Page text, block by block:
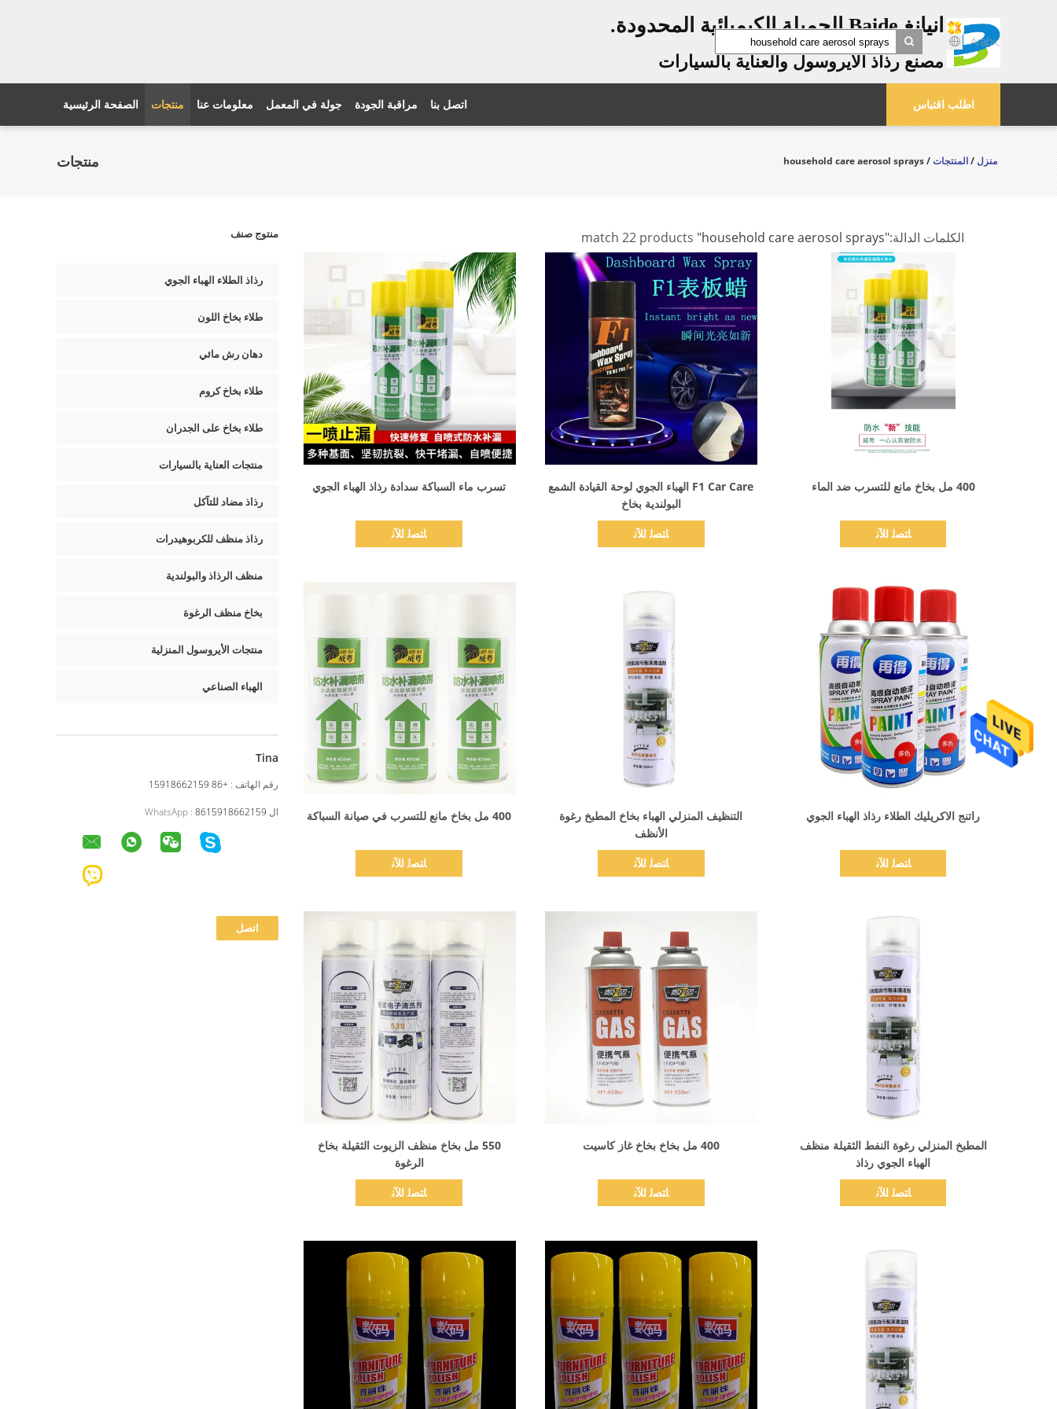
انيانغ Baide الجميلة الكيميائية المحدودة.
مصنع رذاذ الأيروسول والعناية بالسيارات
search
Arabic
اطلب اقتباس الصفحة الرئيسية منتجات معلومات عنا جولة في المعمل مراقبة الجودة اتصل بنا
منتجات منزل/المنتجات/ household care aerosol sprays
منتوج صنف
رذاذ الطلاء الهباء الجوي
طلاء بخاخ اللون
دهان رش مائي
طلاء بخاخ كروم
طلاء بخاخ على الجدران
منتجات العناية بالسيارات
رذاذ مضاد للتآكل
رذاذ منظف للكربوهيدرات
منظف ​​الرذاذ والبولندية
بخاخ منظف الرغوة
منتجات الأيروسول المنزلية
الهباء الصناعي
Tina
رقم الهاتف : +86 15918662159
ال WhatsApp : 8615918662159
الكلمات الدالة:"household care aerosol sprays"
تسرب ماء السباكة سدادة رذاذ الهباء الجوي
ﺎﺘﺼﻟ ﺍﻶﻧ
F1 Car Care الهباء الجوي لوحة القيادة الشمع
البولندية بخاخ
ﺎﺘﺼﻟ ﺍﻶﻧ
400 مل بخاخ مانع للتسرب ضد الماء
ﺎﺘﺼﻟ ﺍﻶﻧ
400 مل بخاخ مانع للتسرب في صيانة السباكة
ﺎﺘﺼﻟ ﺍﻶﻧ
التنظيف المنزلي الهباء بخاخ المطبخ رغوة
الأنظف
ﺎﺘﺼﻟ ﺍﻶﻧ
راتنج الاكريليك الطلاء رذاذ الهباء الجوي
ﺎﺘﺼﻟ ﺍﻶﻧ
550 مل بخاخ منظف الزيوت الثقيلة بخاخ
الرغوة
ﺎﺘﺼﻟ ﺍﻶﻧ
400 مل بخاخ بخاخ غاز كاسيت
ﺎﺘﺼﻟ ﺍﻶﻧ
المطبخ المنزلي رغوة النفط الثقيلة منظف
الهباء الجوي رذاذ
ﺎﺘﺼﻟ ﺍﻶﻧ